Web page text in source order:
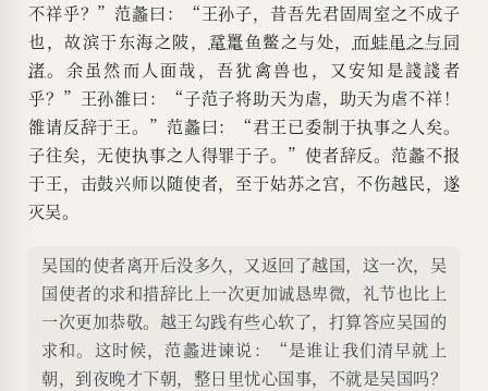
不祥乎？”范蠡曰：“王孙子，昔吾先君固周室之不成子
也，故滨于东海之陂， 鼋鼍鱼鳖之与处， 而蛙黾之与同
渚。余虽然而人面哉，吾犹禽兽也，又安知是諓諓者
乎？”王孙雒曰：“子范子将助天为虐，助天为虐不祥！
雒请反辞于王。”范蠡曰：“君王已委制于执事之人矣。
子往矣，无使执事之人得罪于子。”使者辞反。范蠡不报
于王，击鼓兴师以随使者，至于姑苏之宫，不伤越民，遂
灭吴。
吴国的使者离开后没多久，又返回了越国，这一次，吴
国使者的求和措辞比上一次更加诚恳卑微，礼节也比上
一次更加恭敬。越王勾践有些心软了，打算答应吴国的
求和。这时候，范蠡进谏说：“是谁让我们清早就上
朝，到夜晚才下朝，整日里忧心国事，不就是吴国吗？